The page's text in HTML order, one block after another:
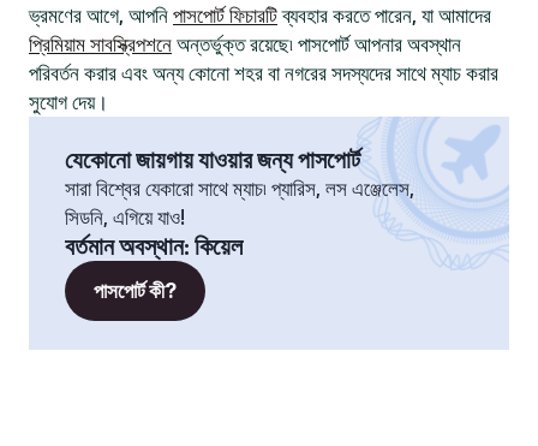
ভ্রমণের আগে, আপনি পাসপোর্ট ফিচারটিব্যবহার করতে পারেন, যা আমাদের
প্রিমিয়াম সাবস্ক্রিপশনে অন্তর্ভুক্ত রয়েছে৷ পাসপোর্ট আপনার অবস্থান
পরিবর্তন করার এবং অন্য কোনো শহর বা নগরের সদস্যদের সাথে ম্যাচ করার
সুযোগ দেয়।
যেকোনো জায়গায় যাওয়ার জন্য পাসপোর্ট
সারা বিশ্বের যেকারো সাথে ম্যাচ৷ প্যারিস, লস এঞ্জেলেস,
সিডনি, এগিয়ে যাও!
বর্তমান অবস্থান: কিয়েল
পাসপোর্ট কী?